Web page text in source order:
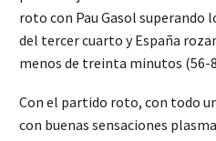
roto con Pau Gasol superando
del tercer cuarto y España
menos de treinta minutos (56-
Con el partido roto, con todo
con buenas sensaciones